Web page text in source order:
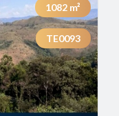
1082 m²
TE0093